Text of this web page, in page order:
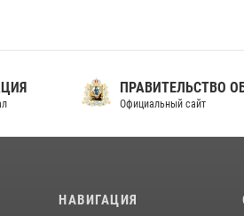
ПРАВИТЕЛЬСТВО
Официальный сайт
НАВИГАЦИЯ